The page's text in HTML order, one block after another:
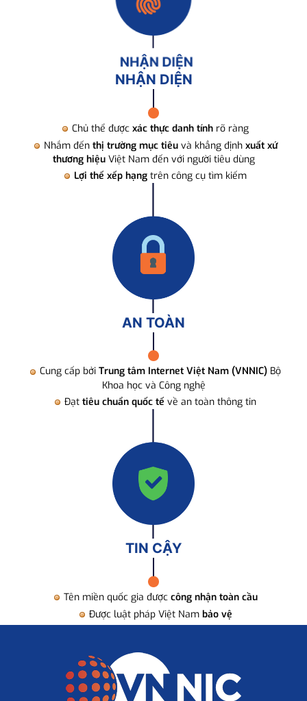
NHẬN DIỆN
Chủ thể được xác thực danh tính rõ ràng
Nhắm đến thị trường mục tiêuvà khẳng định xuất xứ
thương hiệuViệt Nam đến với người tiêu dùng
Lợi thế xếp hạng trên công cụ tìm kiếm
AN TOÀN
Cung cấp bởi Trung tâm Internet Việt Nam (VNNIC) Bộ
Khoa học và Công nghệ
Đạt tiêu chuẩn quốc tế về an toàn thông tin
TIN CẬY
Tên miền quốc gia được công nhận toàn cầu
Được luật pháp Việt Nam bảo vệ